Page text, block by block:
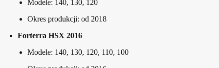
Modele: 140, 130, 120
Okres produkcji: od 2018
Forterra HSX 2016
Modele: 140, 130, 120, 110, 100